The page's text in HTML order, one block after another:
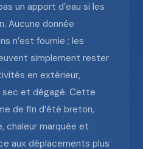
un apport d’eau si les
Aucune donnée
n’est fournie ; les
simplement rester
en extérieur,
et dégagé. Cette
de fin d’été breton,
chaleur marquée et
aux déplacements plus